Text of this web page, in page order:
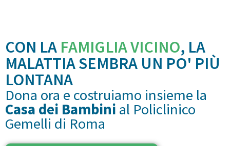
CON LA FAMIGLIA VICINO, LA
MALATTIA SEMBRA UN PO' PIÙ
LONTANA
Dona ora e costruiamo insieme la
Casa dei Bambini al Policlinico
Gemelli di Roma